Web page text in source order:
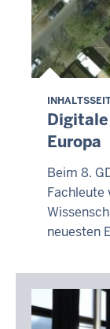
Digitale
Europa
Beim 8.
Fachleute
neuesten